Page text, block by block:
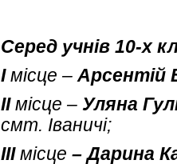
Серед учнів 10-х
Імісце – Арсентій
ІІмісце – Уляна
смт. Іваничі;
ІІІмісце – Дарина